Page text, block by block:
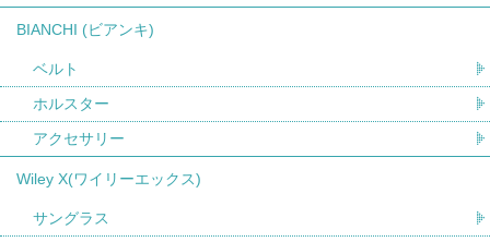
BIANCHI (ビアンキ)
ベルト
ホルスター
アクセサリー
Wiley X(ワイリーエックス)
サングラス